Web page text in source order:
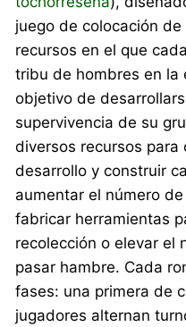
juego de colocación
recursos en el que
tribu de hombres en la
objetivo de
supervivencia de su
diversos recursos para
desarrollo y construir
aumentar el número
fabricar herramientas
recolección o elevar el
pasar hambre. Cada
fases: una primera de
jugadores alternan